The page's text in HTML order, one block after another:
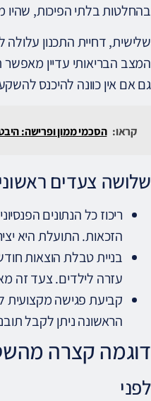
בהחלטות בלתי הפיכות,
שלישית, דחיית התכנון עלולה
המצב הבריאותי עדיין
גם אם אין כוונה להיכנס
קראו: הסכמי ממון ופרישה:
שלושה צעדים
ריכוז כל הנתונים
הזכאות. התועלת היא
בניית טבלת הוצאות
עזרה לילדים. צעד זה
קביעת פגישה מקצועית
הראשונה ניתן לקבל
דוגמה קצרה
לפני